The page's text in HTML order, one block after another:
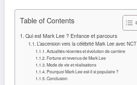
Table of Contents
Qui est Mark Lee ? Enfance et parcours
L’ascension vers la célébrité Mark Lee avec NCT
Actualités récentes et évolution de carrière
Fortune et revenus de Mark Lee
Mode de vie et réalisations
Pourquoi Mark Lee est-il si populaire ?
Conclusion